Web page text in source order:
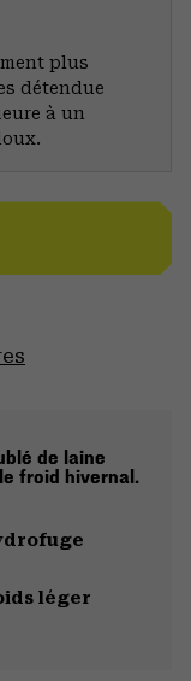
plus
détendue
à un
de laine
froid hivernal.
léger